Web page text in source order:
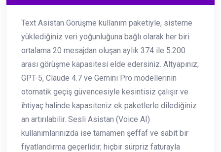
Text Asistan Görüşme kullanım paketiyle, sisteme
yüklediğiniz veri yoğunluğuna bağlı olarak her biri
ortalama 20 mesajdan oluşan aylık 374 ile 5.200
arası görüşme kapasitesi elde edersiniz. Altyapınız;
GPT-5, Claude 4.7 ve Gemini Pro modellerinin
otomatik geçiş güvencesiyle kesintisiz çalışır ve
ihtiyaç halinde kapasiteniz ek paketlerle dilediğiniz
an artırılabilir. Sesli Asistan (Voice AI)
kullanımlarınızda ise tamamen şeffaf ve sabit bir
fiyatlandırma geçerlidir; hiçbir sürpriz faturayla